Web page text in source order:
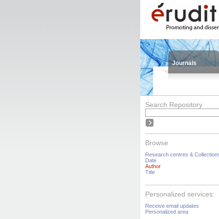
Journals
Search Repository
Browse
Research centres &
Date
Author
Title
Personalized services:
Receive email updates
Personalized area